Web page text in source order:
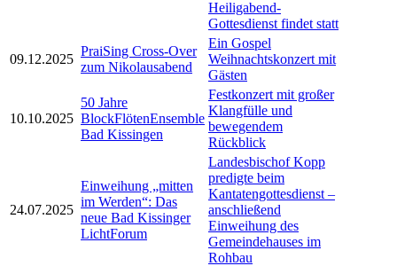
Heiligabend-
Gottesdienst findet statt
09.12.2025
PraiSing Cross-Over
zum Nikolausabend
Ein Gospel
Weihnachtskonzert mit
Gästen
10.10.2025
50 Jahre
BlockFlötenEnsemble
Bad Kissingen
Festkonzert mit großer
Klangfülle und
bewegendem
Rückblick
24.07.2025
Einweihung „mitten
im Werden“: Das
neue Bad Kissinger
LichtForum
Landesbischof Kopp
predigte beim
Kantatengottesdienst –
anschließend
Einweihung des
Gemeindehauses im
Rohbau